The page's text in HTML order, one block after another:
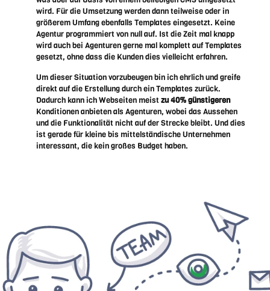
wird. Für die Umsetzung werden dann teilweise oder in
größerem Umfang ebenfalls Templates eingesetzt. Keine
Agentur programmiert von null auf. Ist die Zeit mal knapp
wird auch bei Agenturen gerne mal komplett auf Templates
gesetzt, ohne dass die Kunden dies vielleicht erfahren.
Um dieser Situation vorzubeugen bin ich ehrlich und greife
direkt auf die Erstellung durch ein Templates zurück.
Dadurch kann ich Webseiten meistzu 40% günstigeren
Konditionen anbieten als Agenturen, wobei das Aussehen
und die Funktionalität nicht auf der Strecke bleibt. Und dies
ist gerade für kleine bis mittelständische Unternehmen
interessant, die kein großes Budget haben.